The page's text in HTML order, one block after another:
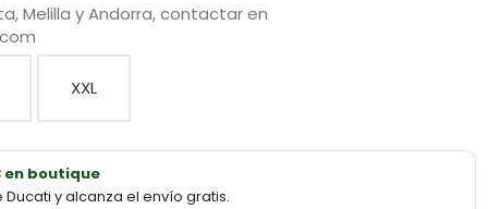
Melilla y Andorra, contactar en
XXL
en boutique
y alcanza el envío gratis.